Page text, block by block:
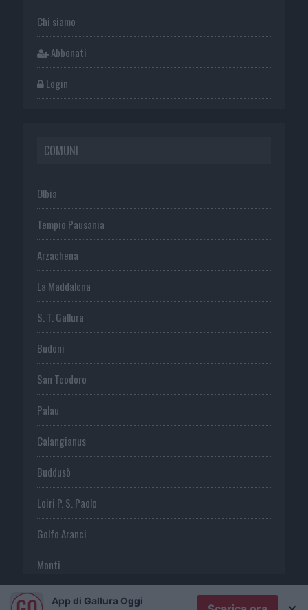
Chi siamo
Abbonati
Login
COMUNI
Olbia
Tempio Pausania
Arzachena
La Maddalena
S. T. Gallura
Budoni
San Teodoro
Palau
Calangianus
Buddusò
Loiri P. S. Paolo
Golfo Aranci
Monti
TeltiApp di Gallura Oggi